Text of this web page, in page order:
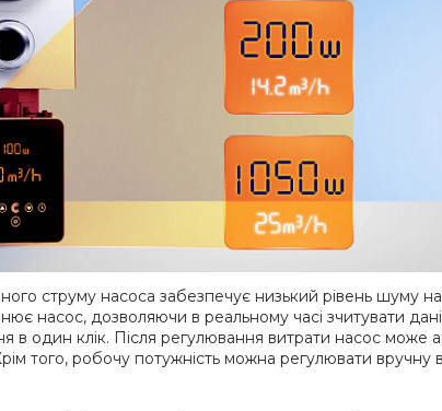
струму насоса забезпечує низький рівень шуму
насос, дозволяючи в реальному часі зчитувати
один клік. Після регулювання витрати насос може
того, робочу потужність можна регулювати вручну